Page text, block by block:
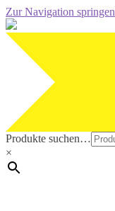
Zur Navigation springen
Produkte suchen…
×